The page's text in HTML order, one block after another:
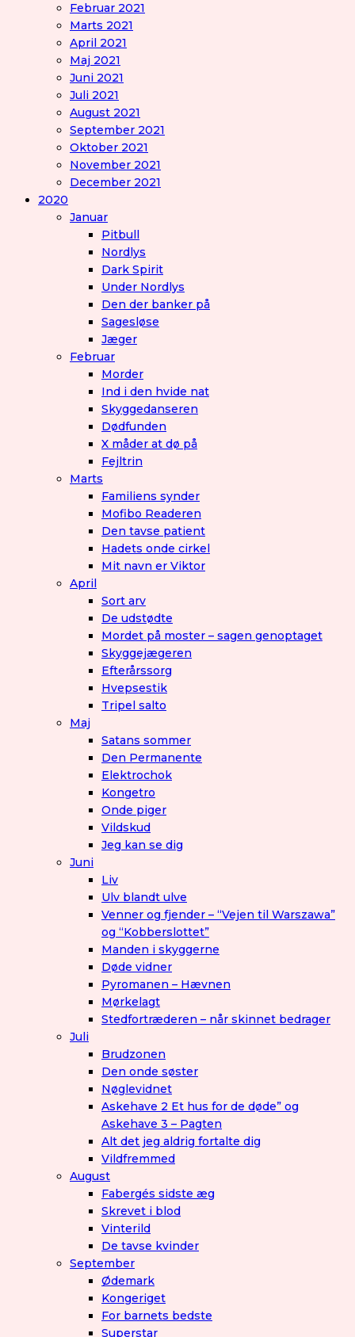
Februar 2021
Marts 2021
April 2021
Maj 2021
Juni 2021
Juli 2021
August 2021
September 2021
Oktober 2021
November 2021
December 2021
2020
Januar
Pitbull
Nordlys
Dark Spirit
Under Nordlys
Den der banker på
Sagesløse
Jæger
Februar
Morder
Ind i den hvide nat
Skyggedanseren
Dødfunden
X måder at dø på
Fejltrin
Marts
Familiens synder
Mofibo Readeren
Den tavse patient
Hadets onde cirkel
Mit navn er Viktor
April
Sort arv
De udstødte
Mordet på moster – sagen genoptaget
Skyggejægeren
Efterårssorg
Hvepsestik
Tripel salto
Maj
Satans sommer
Den Permanente
Elektrochok
Kongetro
Onde piger
Vildskud
Jeg kan se dig
Juni
Liv
Ulv blandt ulve
Venner og fjender – “Vejen til Warszawa”
og “Kobberslottet”
Manden i skyggerne
Døde vidner
Pyromanen – Hævnen
Mørkelagt
Stedfortræderen – når skinnet bedrager
Juli
Brudzonen
Den onde søster
Nøglevidnet
Askehave 2 Et hus for de døde” og
Askehave 3 – Pagten
Alt det jeg aldrig fortalte dig
Vildfremmed
August
Fabergés sidste æg
Skrevet i blod
Vinterild
De tavse kvinder
September
Ødemark
Kongeriget
For barnets bedste
Superstar